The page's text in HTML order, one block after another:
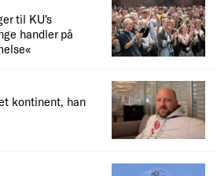
til KU's
handler på
kontinent, han